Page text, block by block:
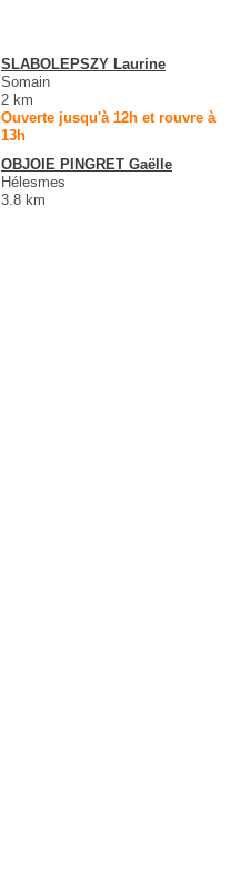
SLABOLEPSZY Laurine
Somain
2 km
Ouverte jusqu'à 12h et rouvre à
13h
OBJOIE PINGRET Gaëlle
Hélesmes
3.8 km